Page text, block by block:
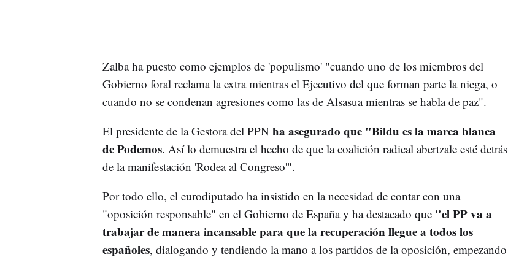
Zalba ha puesto como ejemplos de 'populismo' "cuando uno de los miembros del
Gobierno foral reclama la extra mientras el Ejecutivo del que forman parte la niega, o
cuando no se condenan agresiones como las de Alsasua mientras se habla de paz".
El presidente de la Gestora del PPN ha asegurado que "Bildu es la marca blanca
de Podemos. Así lo demuestra el hecho de que la coalición radical abertzale esté detrás
de la manifestación 'Rodea al Congreso'".
Por todo ello, el eurodiputado ha insistido en la necesidad de contar con una
"oposición responsable" en el Gobierno de España y ha destacado que "el PP va a
trabajar de manera incansable para que la recuperación llegue a todos los
españoles, dialogando y tendiendo la mano a los partidos de la oposición, empezando